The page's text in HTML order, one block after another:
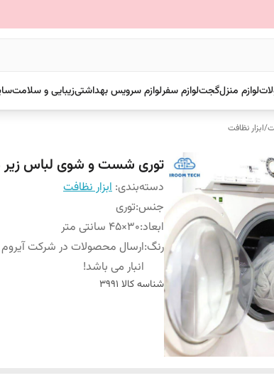
لوازم منزلگجتلوازم سفرلوازم سرویس بهداشتیزیبایی و سلامت
/ابزار نظافت
توری شست و شوی لباس زیر
دسته‌بندی: ابزار نظافت
جنس:توری
ابعاد:30×45 سانتی متر
رنگ:ارسال محصولات در شرکت
انبار می باشد!
شناسه کالا 3991